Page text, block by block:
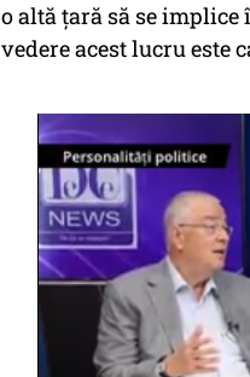
o altă țară să se
vedere acest lucru este